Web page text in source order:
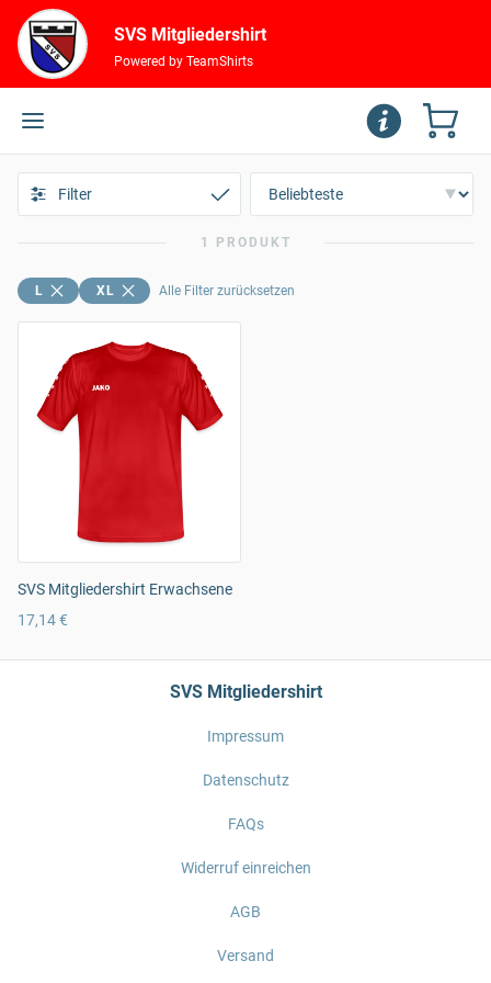
SVS Mitgliedershirt
Powered by TeamShirts
Filter
1 PRODUKT
L XL Alle Filter zurücksetzen
SVS Mitgliedershirt Erwachsene
17,14 €
SVS Mitgliedershirt
Impressum
Datenschutz
FAQs
Widerruf einreichen
AGB
Versand